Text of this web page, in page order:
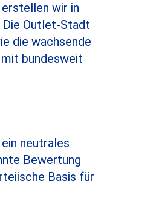
erstellen wir in
Outlet-Stadt
die wachsende
bundesweit
neutrales
Bewertung
Basis für